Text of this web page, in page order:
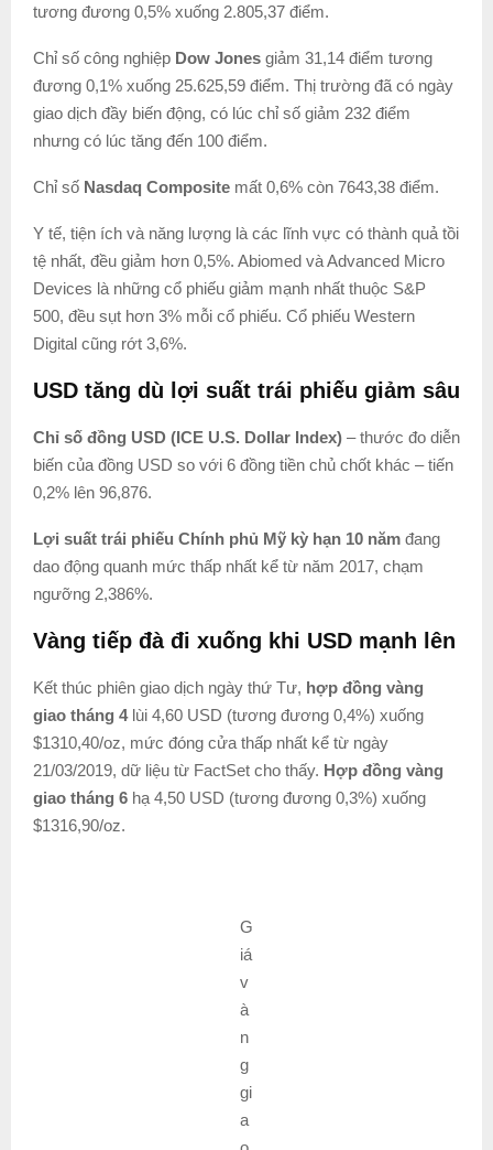
tương đương 0,5% xuống 2.805,37 điểm.
Chỉ số công nghiệp Dow Jones giảm 31,14 điểm tương
đương 0,1% xuống 25.625,59 điểm. Thị trường đã có ngày
giao dịch đầy biến động, có lúc chỉ số giảm 232 điểm
nhưng có lúc tăng đến 100 điểm.
Chỉ số Nasdaq Composite mất 0,6% còn 7643,38 điểm.
Y tế, tiện ích và năng lượng là các lĩnh vực có thành quả tồi
tệ nhất, đều giảm hơn 0,5%. Abiomed và Advanced Micro
Devices là những cổ phiếu giảm mạnh nhất thuộc S&P
500, đều sụt hơn 3% mỗi cổ phiếu. Cổ phiếu Western
Digital cũng rớt 3,6%.
USD tăng dù lợi suất trái phiếu giảm sâu
Chỉ số đồng USD (ICE U.S. Dollar Index) – thước đo diễn
biến của đồng USD so với 6 đồng tiền chủ chốt khác – tiến
0,2% lên 96,876.
Lợi suất trái phiếu Chính phủ Mỹ kỳ hạn 10 năm đang
dao động quanh mức thấp nhất kể từ năm 2017, chạm
ngưỡng 2,386%.
Vàng tiếp đà đi xuống khi USD mạnh lên
Kết thúc phiên giao dịch ngày thứ Tư, hợp đồng vàng
giao tháng 4 lùi 4,60 USD (tương đương 0,4%) xuống
$1310,40/oz, mức đóng cửa thấp nhất kể từ ngày
21/03/2019, dữ liệu từ FactSet cho thấy. Hợp đồng vàng
giao tháng 6 hạ 4,50 USD (tương đương 0,3%) xuống
$1316,90/oz.
G
iá
v
à
n
g
gi
a